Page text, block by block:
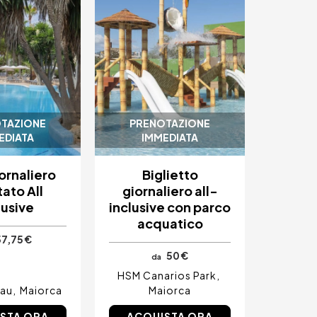
All
€
Maiorca
PRENOTAZIONE
IMMEDIATA
Biglietto
giornaliero all-
inclusive con parco
acquatico
da 50 €
HSM Canarios Park
Maiorca